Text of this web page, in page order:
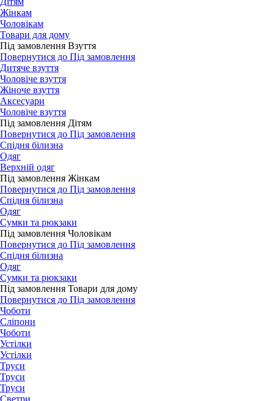
Жінкам
Чоловікам
Товари для дому
Під замовлення Взуття
Повернутися до Під замовлення
Дитяче взуття
Чоловіче взуття
Жіноче взуття
Аксесуари
Чоловіче взуття
Під замовлення Дітям
Повернутися до Під замовлення
Спідня білизна
Одяг
Верхній одяг
Під замовлення Жінкам
Повернутися до Під замовлення
Спідня білизна
Одяг
Сумки та рюкзаки
Під замовлення Чоловікам
Повернутися до Під замовлення
Спідня білизна
Одяг
Сумки та рюкзаки
Під замовлення Товари для дому
Повернутися до Під замовлення
Чоботи
Сліпони
Чоботи
Устілки
Устілки
Труси
Труси
Труси
Светри